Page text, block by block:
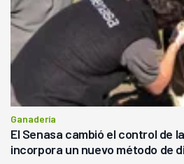
Ganadería
El Senasa cambió el control de
incorpora un nuevo método de